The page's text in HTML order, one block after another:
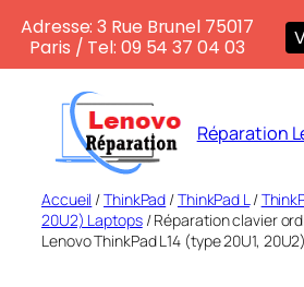
contenu
Réparation
Accueil /ThinkPad /ThinkPad L /
20U2) Laptops/ Réparation clavier
Lenovo ThinkPad L14 (type 20U1,
Adresse: 3 Rue Brunel 75017
Paris / Tel: 09 54 37 04 03